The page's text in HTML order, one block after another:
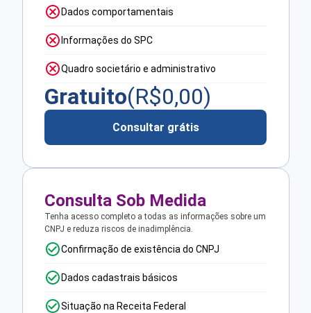
Dados comportamentais
Informações do SPC
Quadro societário e administrativo
Gratuito(R$0,00)
Consultar grátis
Consulta Sob Medida
Tenha acesso completo a todas as informações sobre um
CNPJ e reduza riscos de inadimplência.
Confirmação de existência do CNPJ
Dados cadastrais básicos
Situação na Receita Federal